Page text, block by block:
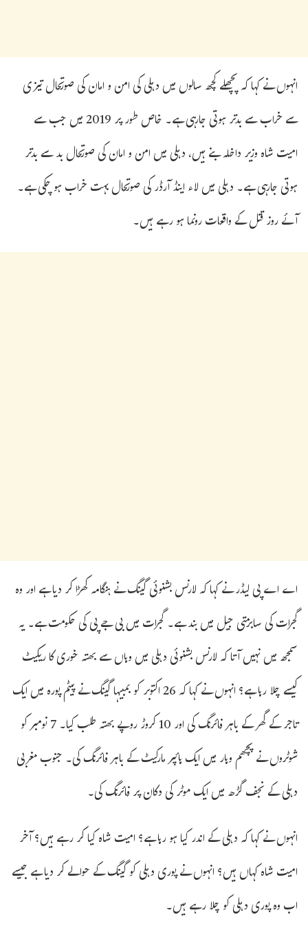
انہوں نے کہا کہ پچھلے کچھ سالوں میں دہلی کی امن و امان کی صورتحال تیزی
سے خراب سے بدتر ہوتی جارہی ہے۔ خاص طور پر 2019 میں جب سے
امیت شاہ وزیر داخلہ بنے ہیں، دہلی میں امن و امان کی صورتحال بد سے بدتر
ہوتی جارہی ہے۔ دہلی میں لاء اینڈ آرڈر کی صورتحال بہت خراب ہو چکی ہے۔
آئے روز قتل کے واقعات رونما ہو رہے ہیں۔
اے اے پی لیڈر نے کہا کہ لارنس بشنوئی گینگ نے ہنگامہ کھڑا کر دیا ہے اور وہ
گجرات کی سابرمتی جیل میں بند ہے۔ گجرات میں بی جے پی کی حکومت ہے۔ یہ
سمجھ میں نہیں آتا کہ لارنس بشنوئی دہلی میں وہاں سے بھتہ خوری کا ریکیٹ
کیسے چلا رہا ہے؟ انہوں نے کہا کہ 26 اکتوبر کو بمبیہا گینگ نے پیٹم پورہ میں ایک
تاجر کے گھر کے باہر فائرنگ کی اور 10 کروڑ روپے بھتہ طلب کیا۔ 7 نومبر کو
شوٹروں نے پچھم وہار میں ایک ہائپر مارکیٹ کے باہر فائرنگ کی۔ جنوب مغربی
دہلی کے نجف گڑھ میں ایک موٹر کی دکان پر فائرنگ کی۔
انہوں نے کہا کہ دہلی کے اندر کیا ہو رہا ہے؟ امیت شاہ کیا کر رہے ہیں؟ آخر
امیت شاہ کہاں ہیں؟ انہوں نے پوری دہلی کو گینگ کے حوالے کر دیا ہے جیسے
اب وہ پوری دہلی کو چلا رہے ہیں۔